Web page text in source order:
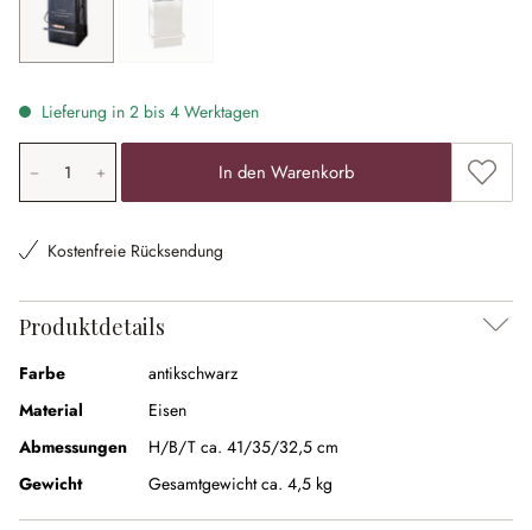
antikschwarz
Lieferung in 2 bis 4 Werktagen
Produkt Anzahl: Gib den gewünschten Wert ein oder
In den Warenkorb Zum
Kostenfreie Rücksendung
Produktdetails
Farbe
antikschwarz
Material
Eisen
Abmessungen
H/B/T ca. 41/35/32,5 cm
Gewicht
Gesamtgewicht ca. 4,5 kg